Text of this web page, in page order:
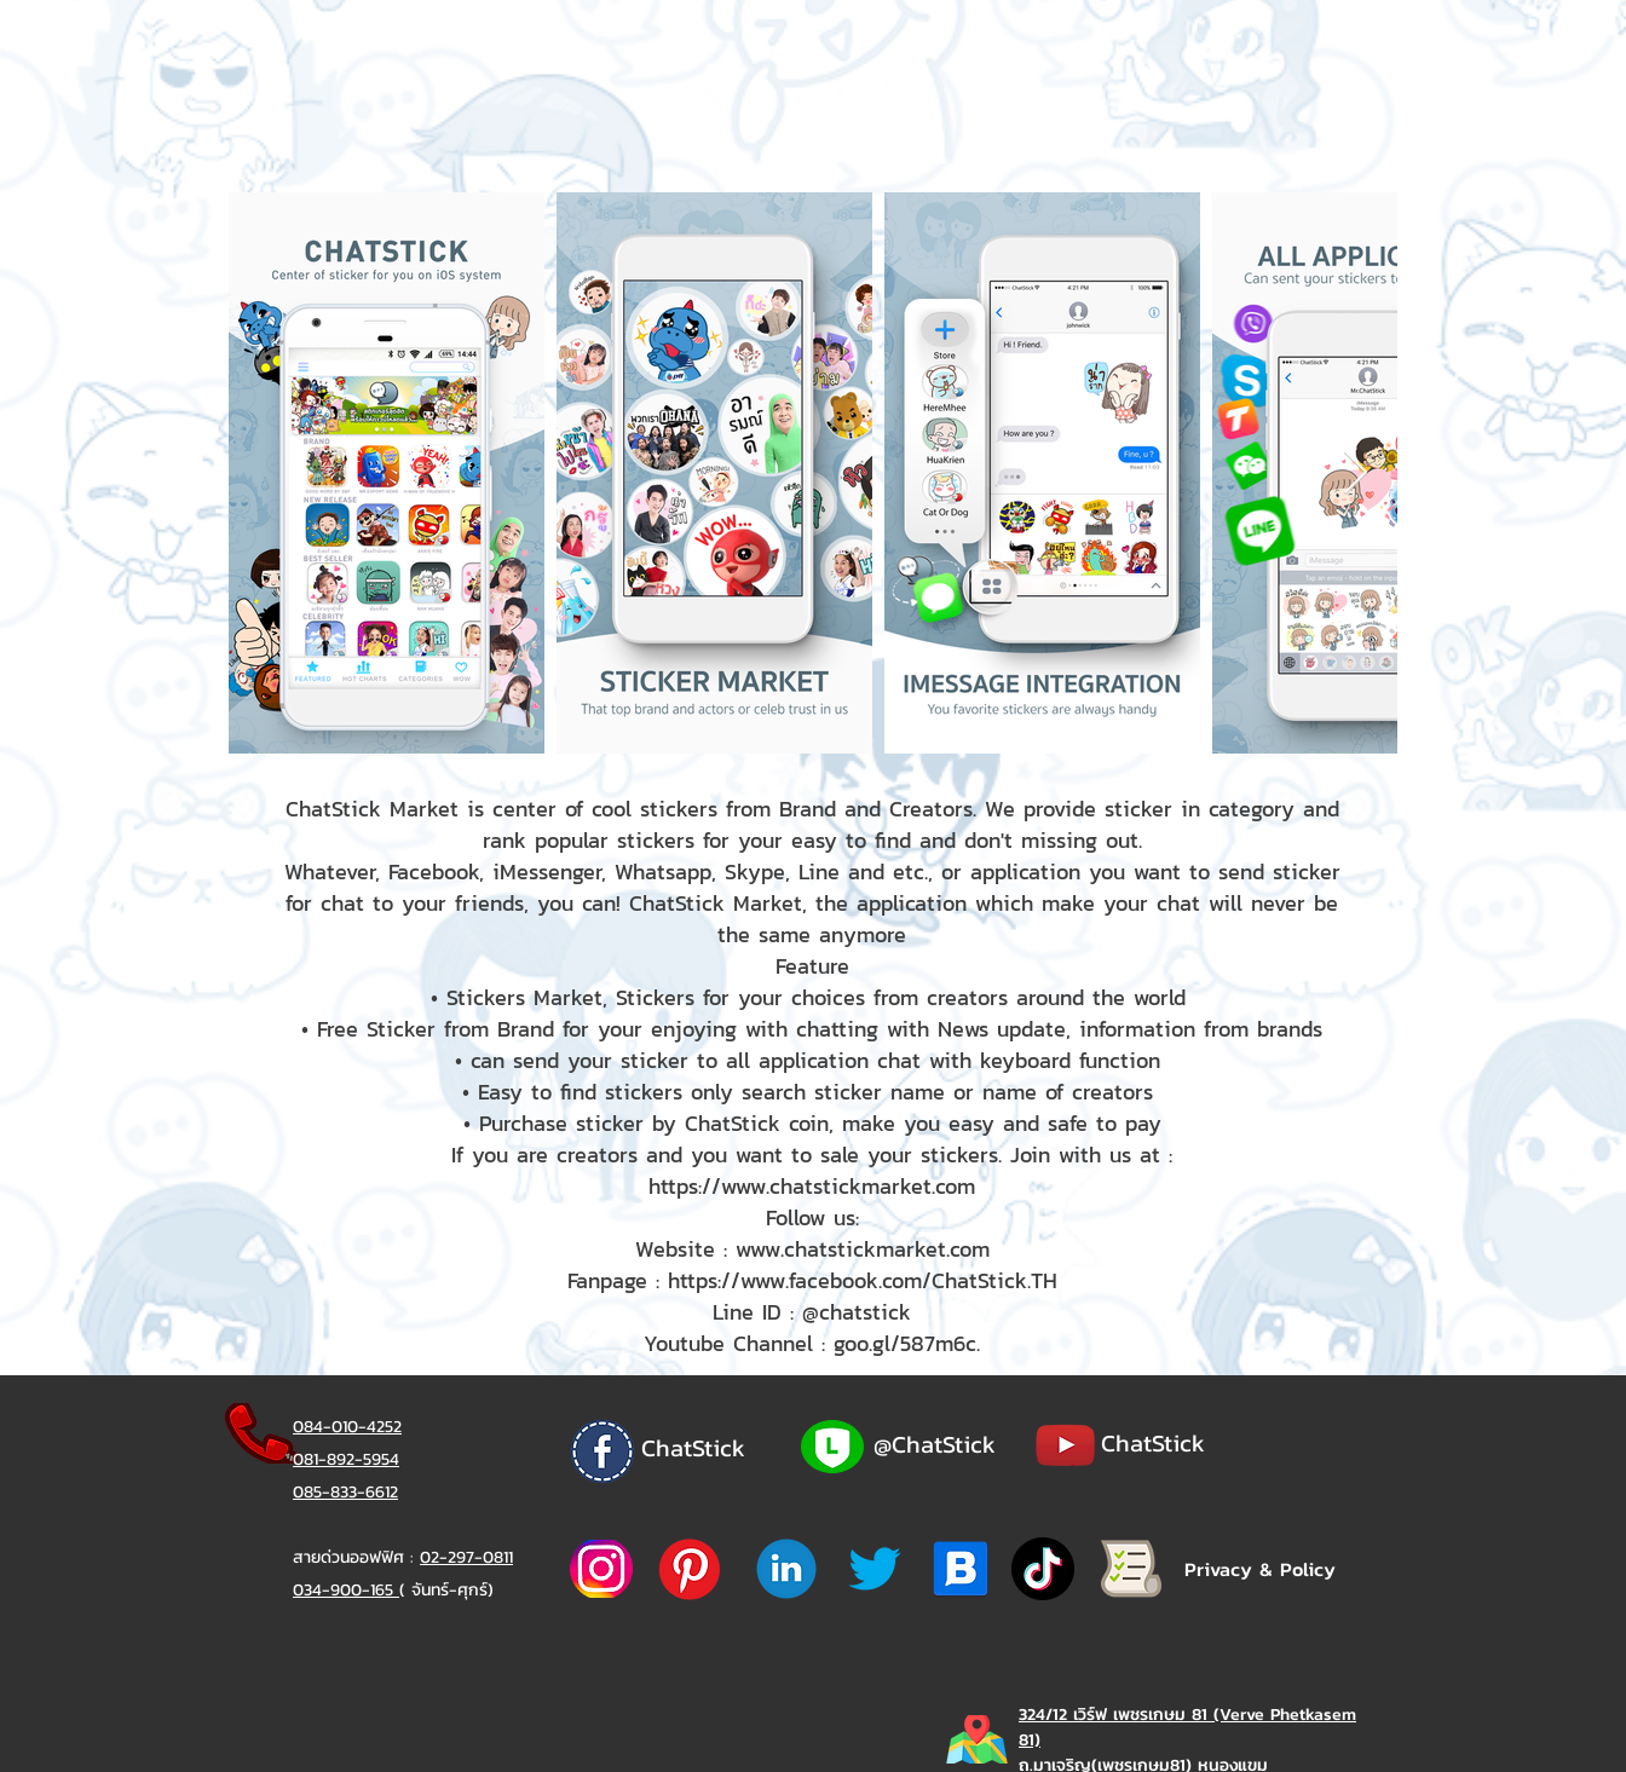
ChatStick Market is center of cool stickers from Brand and Creators. We provide sticker in category and
rank popular stickers for your easy to find and don't missing out.
Whatever, Facebook, iMessenger, Whatsapp, Skype, Line and etc., or application you want to send sticker
for chat to your friends, you can! ChatStick Market, the application which make your chat will never be
the same anymore
Feature
• Stickers Market, Stickers for your choices from creators around the world
• Free Sticker from Brand for your enjoying with chatting with News update, information from brands
• can send your sticker to all application chat with keyboard function
• Easy to find stickers only search sticker name or name of creators
• Purchase sticker by ChatStick coin, make you easy and safe to pay
If you are creators and you want to sale your stickers. Join with us at :
https://www.chatstickmarket.com
Follow us:
Website : www.chatstickmarket.com
Fanpage : https://www.facebook.com/ChatStick.TH
Line ID : @chatstick
Youtube Channel : goo.gl/587m6c.
084-010-4252
081-892-5954
085-833-6612
สายด่วนออฟฟิศ : 02-297-0811
034-900-165 ( จันทร์-ศุกร์)
ChatStick @ChatStick ChatStick
Privacy & Policy
324/12 เวิร์ฟ เพชรเกษม 81 (Verve Phetkasem
81)
ถ.มาเจริญ(เพชรเกษม81) หนองแขม